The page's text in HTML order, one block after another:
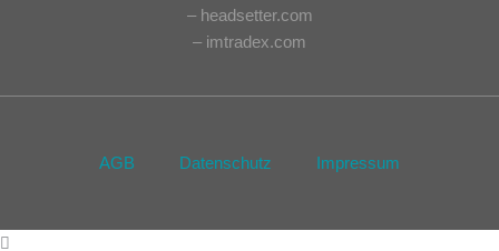
– headsetter.com
– imtradex.com
AGB Datenschutz Impressum